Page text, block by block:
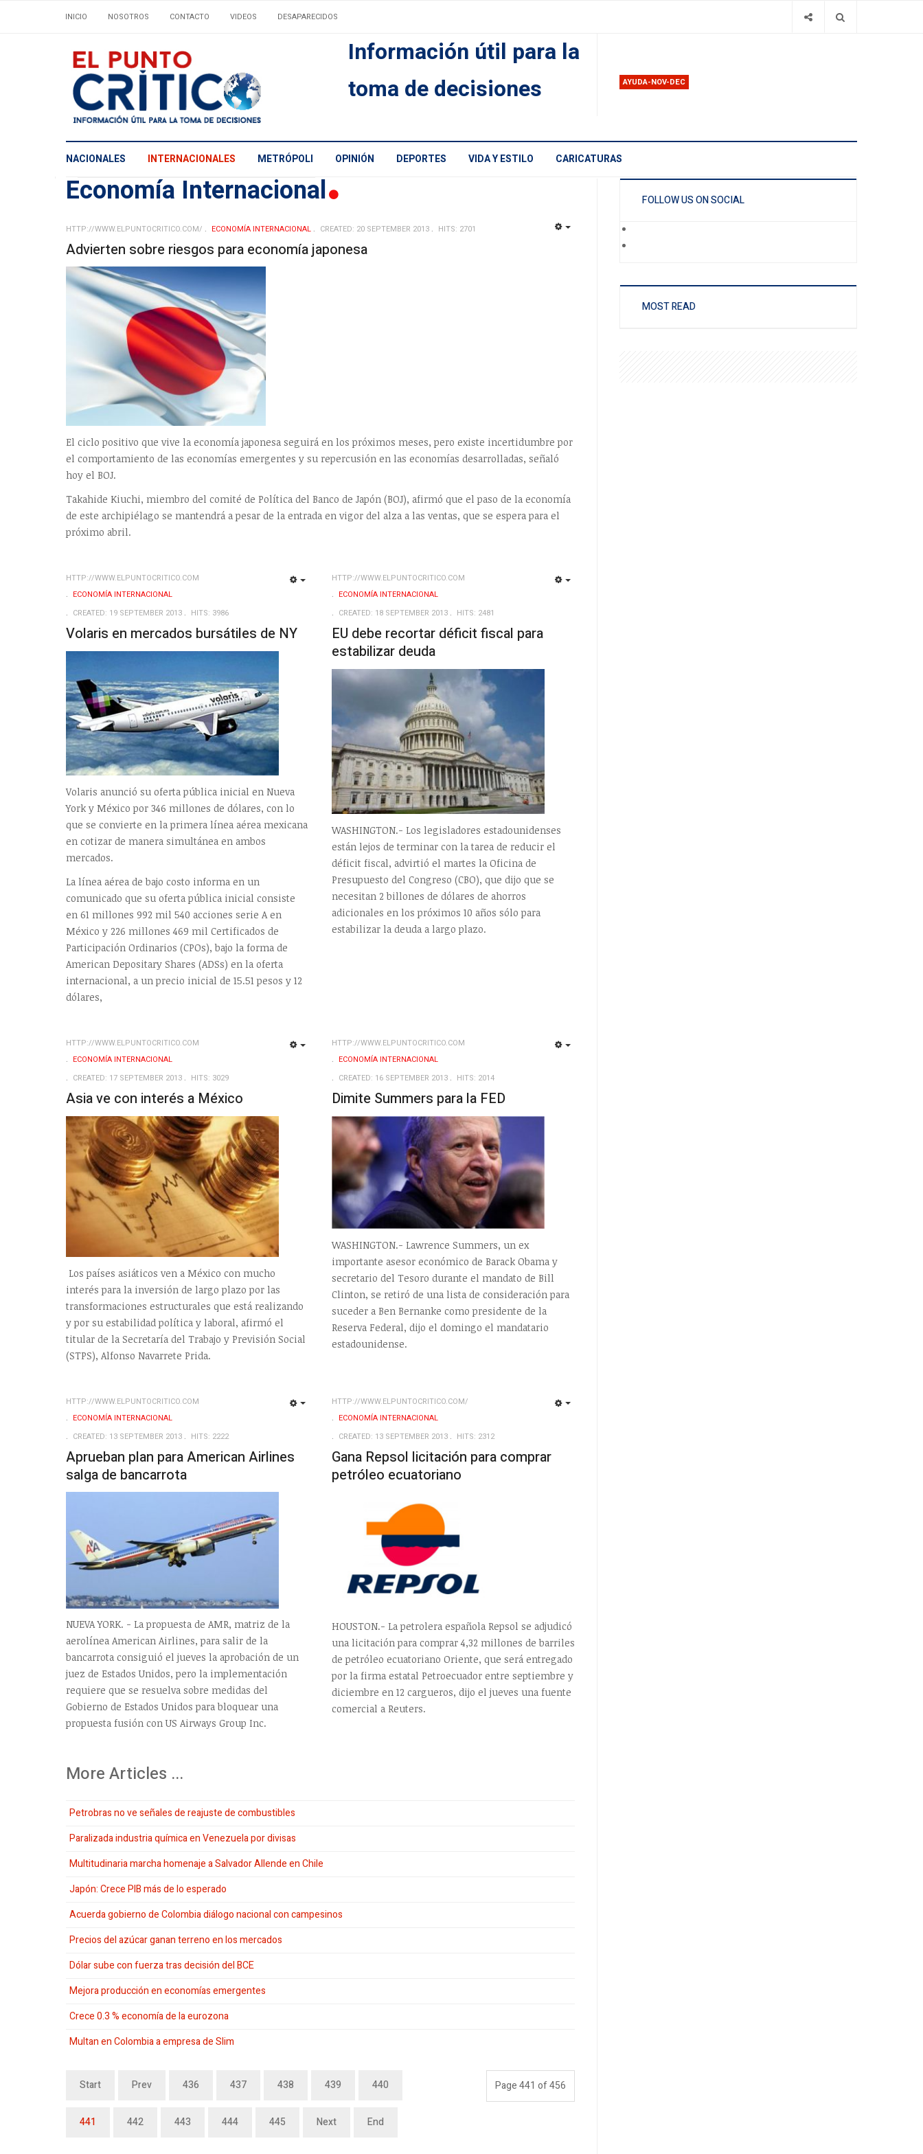
INICIO NOSOTROS CONTACTO VIDEOS DESAPARECIDOS
Información útil para la
toma de decisiones
AYUDA-NOV-DEC
NACIONALES INTERNACIONALES METRÓPOLI OPINIÓN DEPORTES VIDA Y ESTILO CARICATURAS
Economía Internacional
HTTP://WWW.ELPUNTOCRITICO.COM/ ECONOMÍA INTERNACIONAL CREATED: 20 SEPTEMBER 2013 HITS: 2701
Advierten sobre riesgos para economía japonesa
El ciclo positivo que vive la economía japonesa seguirá en los próximos meses, pero existe incertidumbre por
el comportamiento de las economías emergentes y su repercusión en las economías desarrolladas, señaló
hoy el BOJ.
Takahide Kiuchi, miembro del comité de Política del Banco de Japón (BOJ), afirmó que el paso de la economía
de este archipiélago se mantendrá a pesar de la entrada en vigor del alza a las ventas, que se espera para el
próximo abril.
HTTP://WWW.ELPUNTOCRITICO.COM
ECONOMÍA INTERNACIONAL
CREATED: 19 SEPTEMBER 2013
HITS: 3986
Volaris en mercados bursátiles de NY
Volaris anunció su oferta pública inicial en Nueva
York y México por 346 millones de dólares, con lo
que se convierte en la primera línea aérea mexicana
en cotizar de manera simultánea en ambos
mercados.
La línea aérea de bajo costo informa en un
comunicado que su oferta pública inicial consiste
en 61 millones 992 mil 540 acciones serie A en
México y 226 millones 469 mil Certificados de
Participación Ordinarios (CPOs), bajo la forma de
American Depositary Shares (ADSs) en la oferta
internacional, a un precio inicial de 15.51 pesos y 12
dólares,
HTTP://WWW.ELPUNTOCRITICO.COM
ECONOMÍA INTERNACIONAL
CREATED: 18 SEPTEMBER 2013
HITS: 2481
EU debe recortar déficit fiscal para
estabilizar deuda
WASHINGTON.- Los legisladores estadounidenses
están lejos de terminar con la tarea de reducir el
déficit fiscal, advirtió el martes la Oficina de
Presupuesto del Congreso (CBO), que dijo que se
necesitan 2 billones de dólares de ahorros
adicionales en los próximos 10 años sólo para
estabilizar la deuda a largo plazo.
HTTP://WWW.ELPUNTOCRITICO.COM
ECONOMÍA INTERNACIONAL
CREATED: 17 SEPTEMBER 2013
HITS: 3029
Asia ve con interés a México
Los países asiáticos ven a México con mucho
interés para la inversión de largo plazo por las
transformaciones estructurales que está realizando
y por su estabilidad política y laboral, afirmó el
titular de la Secretaría del Trabajo y Previsión Social
(STPS), Alfonso Navarrete Prida.
HTTP://WWW.ELPUNTOCRITICO.COM
ECONOMÍA INTERNACIONAL
CREATED: 16 SEPTEMBER 2013
HITS: 2014
Dimite Summers para la FED
WASHINGTON.- Lawrence Summers, un ex
importante asesor económico de Barack Obama y
secretario del Tesoro durante el mandato de Bill
Clinton, se retiró de una lista de consideración para
suceder a Ben Bernanke como presidente de la
Reserva Federal, dijo el domingo el mandatario
estadounidense.
HTTP://WWW.ELPUNTOCRITICO.COM
ECONOMÍA INTERNACIONAL
CREATED: 13 SEPTEMBER 2013
HITS: 2222
Aprueban plan para American Airlines
salga de bancarrota
NUEVA YORK. - La propuesta de AMR, matriz de la
aerolínea American Airlines, para salir de la
bancarrota consiguió el jueves la aprobación de un
juez de Estados Unidos, pero la implementación
requiere que se resuelva sobre medidas del
Gobierno de Estados Unidos para bloquear una
propuesta fusión con US Airways Group Inc.
HTTP://WWW.ELPUNTOCRITICO.COM/
ECONOMÍA INTERNACIONAL
CREATED: 13 SEPTEMBER 2013
HITS: 2312
Gana Repsol licitación para comprar
petróleo ecuatoriano
HOUSTON.- La petrolera española Repsol se adjudicó
una licitación para comprar 4,32 millones de barriles
de petróleo ecuatoriano Oriente, que será entregado
por la firma estatal Petroecuador entre septiembre y
diciembre en 12 cargueros, dijo el jueves una fuente
comercial a Reuters.
More Articles ...
Petrobras no ve señales de reajuste de combustibles
Paralizada industria química en Venezuela por divisas
Multitudinaria marcha homenaje a Salvador Allende en Chile
Japón: Crece PIB más de lo esperado
Acuerda gobierno de Colombia diálogo nacional con campesinos
Precios del azúcar ganan terreno en los mercados
Dólar sube con fuerza tras decisión del BCE
Mejora producción en economías emergentes
Crece 0.3 % economía de la eurozona
Multan en Colombia a empresa de Slim
Page 441 of 456
Start Prev 436 437 438 439 440
441 442 443 444 445 Next End
FOLLOW US ON SOCIAL
MOST READ